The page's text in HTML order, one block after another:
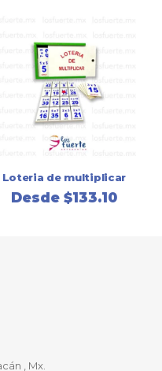
Loteria de multiplicar
Desde $133.10
, Mx.